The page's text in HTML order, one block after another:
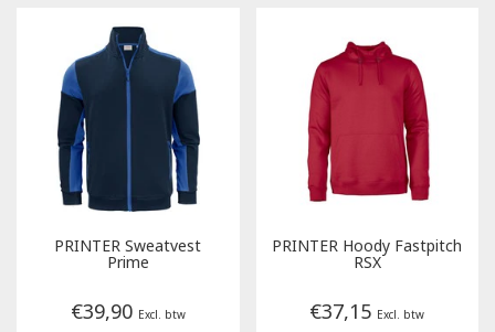
PRINTER Sweatvest
Prime
€39,90 Excl. btw
PRINTER Hoody Fastpitch
RSX
€37,15 Excl. btw